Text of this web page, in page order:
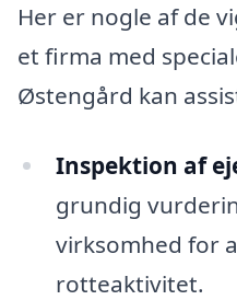
Her er nogle af de
et firma med
Østengård kan
Inspektion af
grundig
virksomhed for
rotteaktivitet.